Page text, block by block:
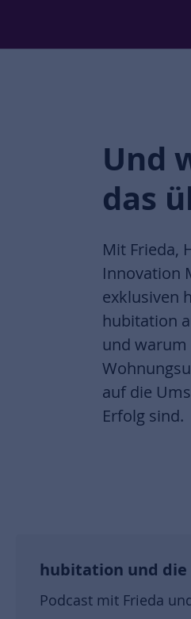
Und
das
Mit Frieda,
Innovation
exklusiven
hubitation
und warum
auf die
Erfolg sind.
hubitation und die
Podcast mit Frieda